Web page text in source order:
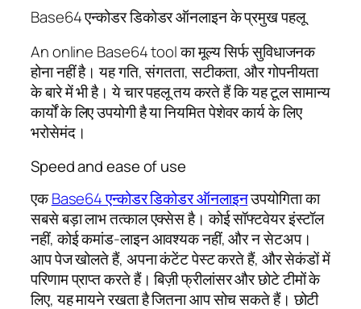
Base64 एन्कोडर डिकोडर ऑनलाइन के प्रमुख पहलू
An online Base64 tool का मूल्य सिर्फ सुविधाजनक
होना नहीं है। यह गति, संगतता, सटीकता, और गोपनीयता
के बारे में भी है। ये चार पहलू तय करते हैं कि यह टूल सामान्य
कार्यों के लिए उपयोगी है या नियमित पेशेवर कार्य के लिए
भरोसेमंद।
Speed and ease of use
एकBase64 एन्कोडर डिकोडर ऑनलाइनउपयोगिता का
सबसे बड़ा लाभ तत्काल एक्सेस है। कोई सॉफ्टवेयर इंस्टॉल
नहीं, कोई कमांड-लाइन आवश्यक नहीं, और न सेटअप।
आप पेज खोलते हैं, अपना कंटेंट पेस्ट करते हैं, और सेकंडों में
परिणाम प्राप्त करते हैं। बिज़ी फ्रीलांसर और छोटे टीमों के
लिए, यह मायने रखता है जितना आप सोच सकते हैं। छोटी